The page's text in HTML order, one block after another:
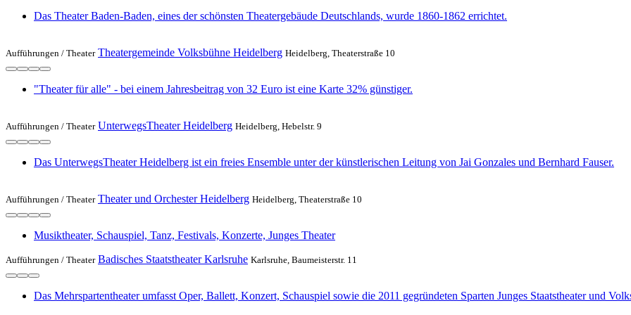
Das Theater Baden-Baden, eines der schönsten Theatergebäude Deutschlands, wurde 1860-1862 errichtet.
Aufführungen / Theater Theatergemeinde Volksbühne Heidelberg Heidelberg, Theaterstraße 10
"Theater für alle" - bei einem Jahresbeitrag von 32 Euro ist eine Karte 32% günstiger.
Aufführungen / Theater UnterwegsTheater Heidelberg Heidelberg, Hebelstr. 9
Das UnterwegsTheater Heidelberg ist ein freies Ensemble unter der künstlerischen Leitung von Jai Gonzales und Bernhard Fauser.
Aufführungen / Theater Theater und Orchester Heidelberg Heidelberg, Theaterstraße 10
Musiktheater, Schauspiel, Tanz, Festivals, Konzerte, Junges Theater
Aufführungen / Theater Badisches Staatstheater Karlsruhe Karlsruhe, Baumeisterstr. 11
Das Mehrspartentheater umfasst Oper, Ballett, Konzert, Schauspiel sowie die 2011 gegründeten Sparten Junges Staatstheater und